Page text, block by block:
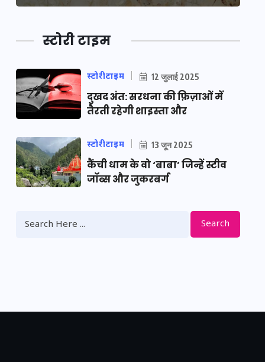
स्टोरी टाइम
स्टोरीटाइम 12 जुलाई 2025
दुखद अंत: सरधना की फ़िज़ाओं में
तैरती रहेगी शाइस्ता और
स्टोरीटाइम 13 जून 2025
कैंची धाम के वो ‘बाबा’ जिन्हें स्टीव
जॉब्स और जुकरबर्ग
Search